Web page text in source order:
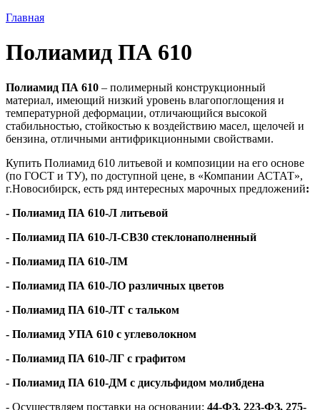
Главная
Полиамид ПА 610
Полиамид ПА 610 – полимерный конструкционный
материал, имеющий низкий уровень влагопоглощения и
температурной деформации, отличающийся высокой
стабильностью, стойкостью к воздействию масел, щелочей и
бензина, отличными антифрикционными свойствами.
Купить Полиамид 610 литьевой и композиции на его основе
(по ГОСТ и ТУ), по доступной цене, в «Компании АСТАТ»,
г.Новосибирск, есть ряд интересных марочных предложений:
- Полиамид ПА 610-Л литьевой
- Полиамид ПА 610-Л-СВ30 стеклонаполненный
- Полиамид ПА 610-ЛМ
- Полиамид ПА 610-ЛО различных цветов
- Полиамид ПА 610-ЛТ с тальком
- Полиамид УПА 610 с углеволокном
- Полиамид ПА 610-ЛГ с графитом
- Полиамид ПА 610-ДМ с дисульфидом молибдена
- Осуществляем поставки на основании: 44-ФЗ, 223-ФЗ, 275-